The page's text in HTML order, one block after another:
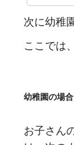
次に幼稚
ここでは
幼稚園の場合
お子さん